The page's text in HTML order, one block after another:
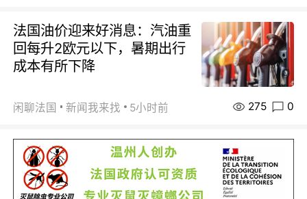
法国油价迎来好消息：汽油重
回每升2欧元以下，暑期出行
成本有所下降
闲聊法国 新闻我来找 5小时前 275 0